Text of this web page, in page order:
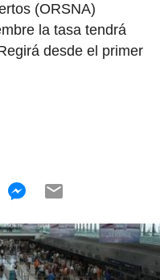
(ORSNA)
la tasa tendrá
desde el primer